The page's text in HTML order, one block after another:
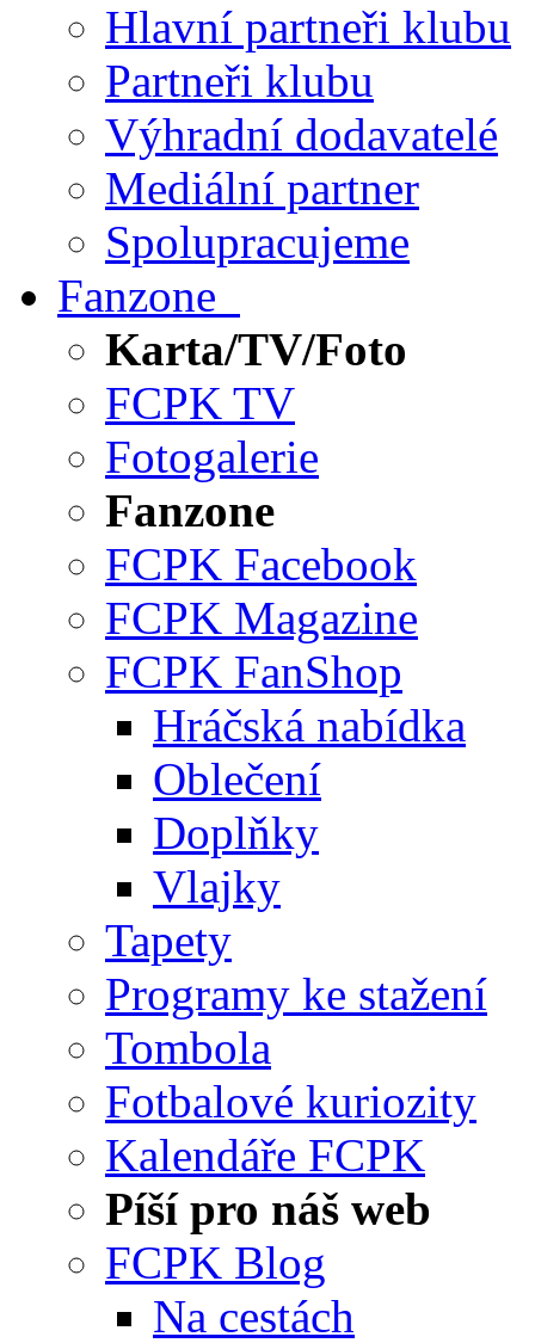
Hlavní partneři klubu
Partneři klubu
Výhradní dodavatelé
Mediální partner
Spolupracujeme
Fanzone
Karta/TV/Foto
FCPK TV
Fotogalerie
Fanzone
FCPK Facebook
FCPK Magazine
FCPK FanShop
Hráčská nabídka
Oblečení
Doplňky
Vlajky
Tapety
Programy ke stažení
Tombola
Fotbalové kuriozity
Kalendáře FCPK
Píší pro náš web
FCPK Blog
Na cestách